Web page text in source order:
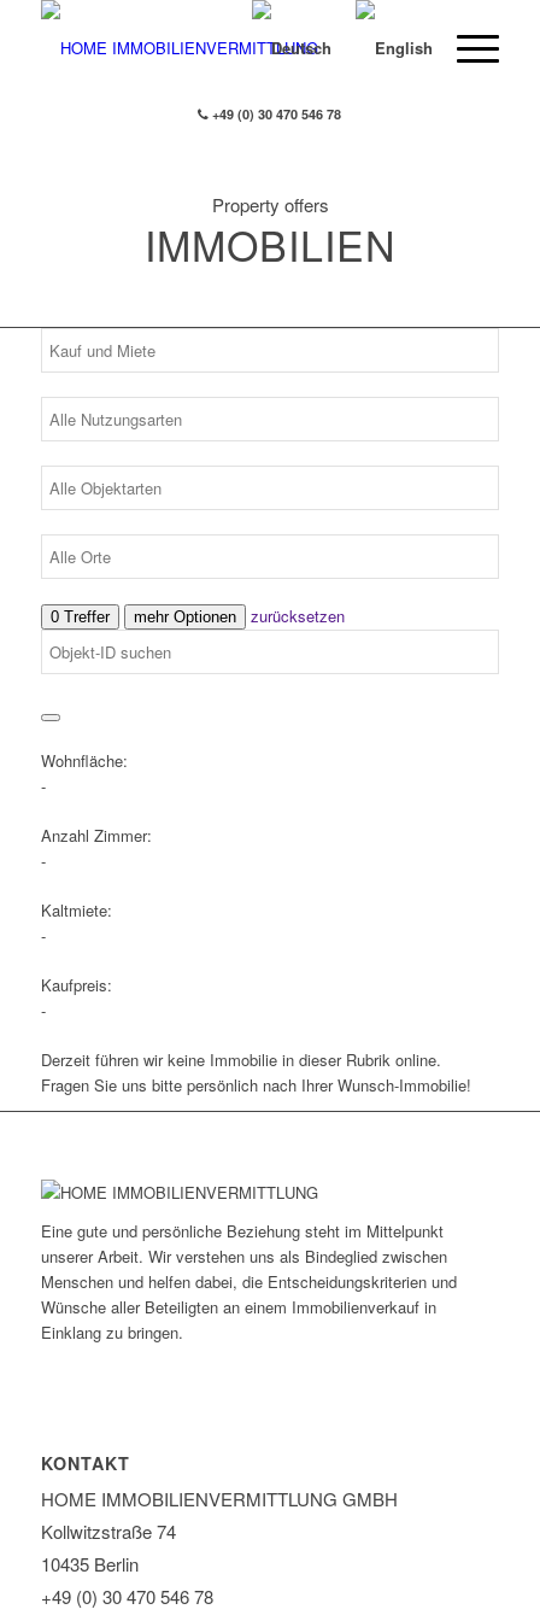
+49 (0) 30 470 546 78
Property offers
IMMOBILIEN
0 Treffer mehr Optionen zurücksetzen
Wohnfläche:
-
Anzahl Zimmer:
-
Kaltmiete:
-
Kaufpreis:
-
Derzeit führen wir keine Immobilie in dieser Rubrik online.
Fragen Sie uns bitte persönlich nach Ihrer Wunsch-Immobilie!
Eine gute und persönliche Beziehung steht im Mittelpunkt
unserer Arbeit. Wir verstehen uns als Bindeglied zwischen
Menschen und helfen dabei, die Entscheidungskriterien und
Wünsche aller Beteiligten an einem Immobilienverkauf in
Einklang zu bringen.
KONTAKT
HOME IMMOBILIEN­VERMITTLUNG GMBH
Kollwitzstraße 74
10435 Berlin
+49 (0) 30 470 546 78